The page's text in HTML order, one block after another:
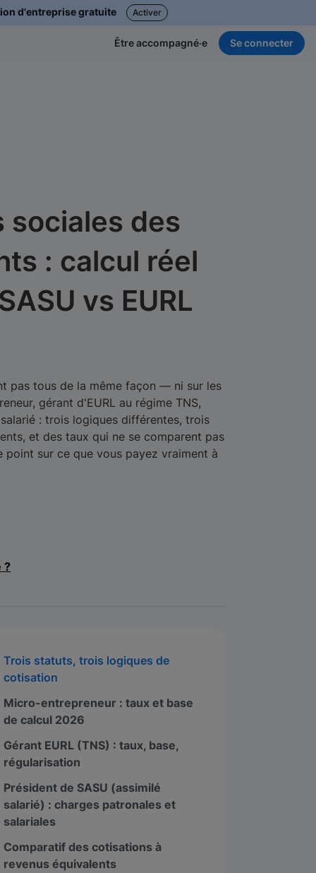
d'entreprise gratuite Activer
Être accompagné·e Se connecter
sociales des
: calcul réel
vs EURL
pas tous de la même façon — ni sur les
gérant d'EURL au régime TNS,
: trois logiques différentes, trois
et des taux qui ne se comparent pas
sur ce que vous payez vraiment à
?
Paris 8 - Boétie
128 Rue La Boétie, 75008 Paris
Trois statuts, trois logiques de
cotisation
Micro-entrepreneur : taux et base
de calcul 2026
Gérant EURL (TNS) : taux, base,
régularisation
Président de SASU (assimilé
salarié) : charges patronales et
salariales
Comparatif des cotisations à
revenus équivalents